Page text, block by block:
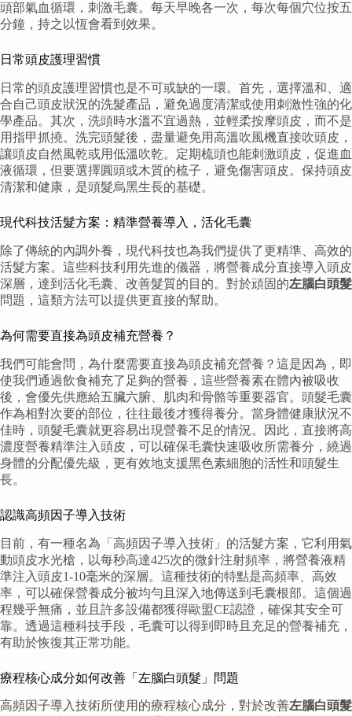
頭部氣血循環，刺激毛囊。每天早晚各一次，每次每個穴位按五
分鐘，持之以恆會看到效果。
日常頭皮護理習慣
日常的頭皮護理習慣也是不可或缺的一環。首先，選擇溫和、適
合自己頭皮狀況的洗髮產品，避免過度清潔或使用刺激性強的化
學產品。其次，洗頭時水溫不宜過熱，並輕柔按摩頭皮，而不是
用指甲抓撓。洗完頭髮後，盡量避免用高溫吹風機直接吹頭皮，
讓頭皮自然風乾或用低溫吹乾。定期梳頭也能刺激頭皮，促進血
液循環，但要選擇圓頭或木質的梳子，避免傷害頭皮。保持頭皮
清潔和健康，是頭髮烏黑生長的基礎。
現代科技活髮方案：精準營養導入，活化毛囊
除了傳統的內調外養，現代科技也為我們提供了更精準、高效的
活髮方案。這些科技利用先進的儀器，將營養成分直接導入頭皮
深層，達到活化毛囊、改善髮質的目的。對於頑固的左腦白頭髮
問題，這類方法可以提供更直接的幫助。
為何需要直接為頭皮補充營養？
我們可能會問，為什麼需要直接為頭皮補充營養？這是因為，即
使我們通過飲食補充了足夠的營養，這些營養素在體內被吸收
後，會優先供應給五臟六腑、肌肉和骨骼等重要器官。頭髮毛囊
作為相對次要的部位，往往最後才獲得養分。當身體健康狀況不
佳時，頭髮毛囊就更容易出現營養不足的情況。因此，直接將高
濃度營養精準注入頭皮，可以確保毛囊快速吸收所需養分，繞過
身體的分配優先級，更有效地支援黑色素細胞的活性和頭髮生
長。
認識高頻因子導入技術
目前，有一種名為「高頻因子導入技術」的活髮方案，它利用氣
動頭皮水光槍，以每秒高達425次的微針注射頻率，將營養液精
準注入頭皮1-10毫米的深層。這種技術的特點是高頻率、高效
率，可以確保營養成分被均勻且深入地傳送到毛囊根部。這個過
程幾乎無痛，並且許多設備都獲得歐盟CE認證，確保其安全可
靠。透過這種科技手段，毛囊可以得到即時且充足的營養補充，
有助於恢復其正常功能。
療程核心成分如何改善「左腦白頭髮」問題
高頻因子導入技術所使用的療程核心成分，對於改善左腦白頭髮